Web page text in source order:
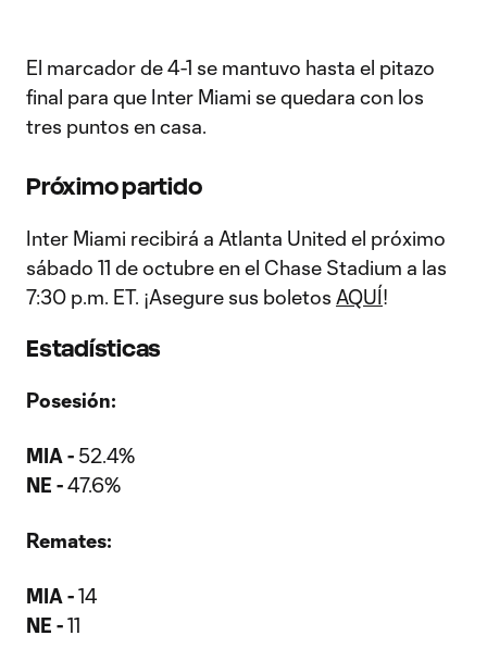
El marcador de 4-1 se mantuvo hasta el pitazo
final para que Inter Miami se quedara con los
tres puntos en casa.
Próximo partido
Inter Miami recibirá a Atlanta United el próximo
sábado 11 de octubre en el Chase Stadium a las
7:30 p.m. ET. ¡Asegure sus boletos AQUÍ!
Estadísticas
Posesión:
MIA - 52.4%
NE -47.6%
Remates:
MIA -14
NE -11